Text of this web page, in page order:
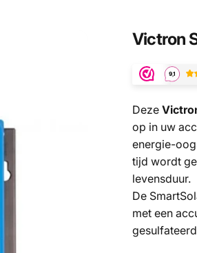
Victron
Deze
op in uw
energie-
tijd wordt
levensduur.
De
met een